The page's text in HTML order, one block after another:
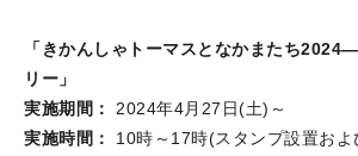
「きかんしゃトーマスとなかまたち
リー」
実施期間：
2024年4月27日(土)～
実施時間：
10時～17時(スタンプ設置お